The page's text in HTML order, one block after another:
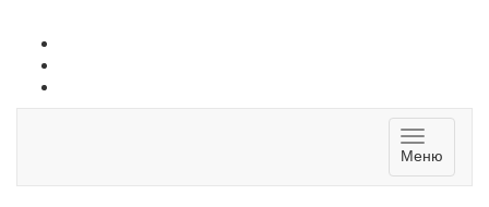
Toggle
Меню